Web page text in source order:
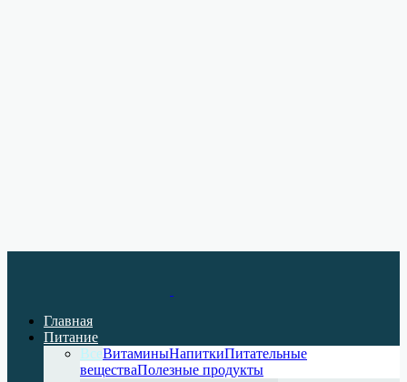
Главная
Питание
ВсеВитаминыНапиткиПитательные
веществаПолезные продукты